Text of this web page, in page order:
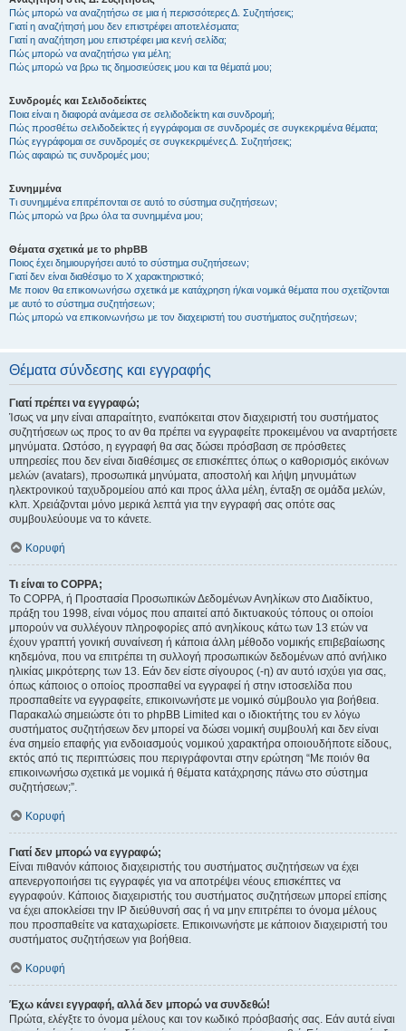
Πώς μπορώ να αναζητήσω σε μια ή περισσότερες Δ. Συζητήσεις;
Γιατί η αναζήτησή μου δεν επιστρέφει αποτελέσματα;
Γιατί η αναζήτηση μου επιστρέφει μια κενή σελίδα;
Πώς μπορώ να αναζητήσω για μέλη;
Πώς μπορώ να βρω τις δημοσιεύσεις μου και τα θέματά μου;
Συνδρομές και Σελιδοδείκτες
Ποια είναι η διαφορά ανάμεσα σε σελιδοδείκτη και συνδρομή;
Πώς προσθέτω σελιδοδείκτες ή εγγράφομαι σε συνδρομές σε συγκεκριμένα θέματα;
Πώς εγγράφομαι σε συνδρομές σε συγκεκριμένες Δ. Συζητήσεις;
Πώς αφαιρώ τις συνδρομές μου;
Συνημμένα
Τι συνημμένα επιτρέπονται σε αυτό το σύστημα συζητήσεων;
Πώς μπορώ να βρω όλα τα συνημμένα μου;
Θέματα σχετικά με το phpBB
Ποιος έχει δημιουργήσει αυτό το σύστημα συζητήσεων;
Γιατί δεν είναι διαθέσιμο το Χ χαρακτηριστικό;
Με ποιον θα επικοινωνήσω σχετικά με κατάχρηση ή/και νομικά θέματα που σχετίζονται
με αυτό το σύστημα συζητήσεων;
Πώς μπορώ να επικοινωνήσω με τον διαχειριστή του συστήματος συζητήσεων;
Θέματα σύνδεσης και εγγραφής
Γιατί πρέπει να εγγραφώ;
Ίσως να μην είναι απαραίτητο, εναπόκειται στον διαχειριστή του συστήματος
συζητήσεων ως προς το αν θα πρέπει να εγγραφείτε προκειμένου να αναρτήσετε
μηνύματα. Ωστόσο, η εγγραφή θα σας δώσει πρόσβαση σε πρόσθετες
υπηρεσίες που δεν είναι διαθέσιμες σε επισκέπτες όπως ο καθορισμός εικόνων
μελών (avatars), προσωπικά μηνύματα, αποστολή και λήψη μηνυμάτων
ηλεκτρονικού ταχυδρομείου από και προς άλλα μέλη, ένταξη σε ομάδα μελών,
κλπ. Χρειάζονται μόνο μερικά λεπτά για την εγγραφή σας οπότε σας
συμβουλεύουμε να το κάνετε.
Κορυφή
Τι είναι το COPPA;
Το COPPA, ή Προστασία Προσωπικών Δεδομένων Ανηλίκων στο Διαδίκτυο,
πράξη του 1998, είναι νόμος που απαιτεί από δικτυακούς τόπους οι οποίοι
μπορούν να συλλέγουν πληροφορίες από ανηλίκους κάτω των 13 ετών να
έχουν γραπτή γονική συναίνεση ή κάποια άλλη μέθοδο νομικής επιβεβαίωσης
κηδεμόνα, που να επιτρέπει τη συλλογή προσωπικών δεδομένων από ανήλικο
ηλικίας μικρότερης των 13. Εάν δεν είστε σίγουρος (-η) αν αυτό ισχύει για σας,
όπως κάποιος ο οποίος προσπαθεί να εγγραφεί ή στην ιστοσελίδα που
προσπαθείτε να εγγραφείτε, επικοινωνήστε με νομικό σύμβουλο για βοήθεια.
Παρακαλώ σημειώστε ότι το phpBB Limited και ο ιδιοκτήτης του εν λόγω
συστήματος συζητήσεων δεν μπορεί να δώσει νομική συμβουλή και δεν είναι
ένα σημείο επαφής για ενδοιασμούς νομικού χαρακτήρα οποιουδήποτε είδους,
εκτός από τις περιπτώσεις που περιγράφονται στην ερώτηση “Με ποιόν θα
επικοινωνήσω σχετικά με νομικά ή θέματα κατάχρησης πάνω στο σύστημα
συζητήσεων;”.
Κορυφή
Γιατί δεν μπορώ να εγγραφώ;
Είναι πιθανόν κάποιος διαχειριστής του συστήματος συζητήσεων να έχει
απενεργοποιήσει τις εγγραφές για να αποτρέψει νέους επισκέπτες να
εγγραφούν. Κάποιος διαχειριστής του συστήματος συζητήσεων μπορεί επίσης
να έχει αποκλείσει την IP διεύθυνσή σας ή να μην επιτρέπει το όνομα μέλους
που προσπαθείτε να καταχωρίσετε. Επικοινωνήστε με κάποιον διαχειριστή του
συστήματος συζητήσεων για βοήθεια.
Κορυφή
Έχω κάνει εγγραφή, αλλά δεν μπορώ να συνδεθώ!
Πρώτα, ελέγξτε το όνομα μέλους και τον κωδικό πρόσβασής σας. Εάν αυτά είναι